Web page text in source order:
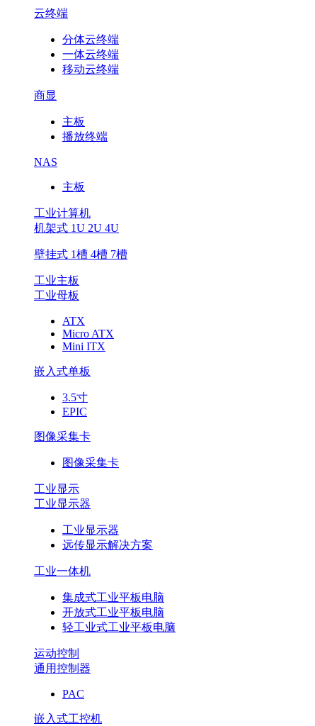
云终端
分体云终端
一体云终端
移动云终端
商显
主板
播放终端
NAS
主板
工业计算机
机架式 1U 2U 4U
壁挂式 1槽 4槽 7槽
工业主板
工业母板
ATX
Micro ATX
Mini ITX
嵌入式单板
3.5寸
EPIC
图像采集卡
图像采集卡
工业显示
工业显示器
工业显示器
远传显示解决方案
工业一体机
集成式工业平板电脑
开放式工业平板电脑
轻工业式工业平板电脑
运动控制
通用控制器
PAC
嵌入式工控机